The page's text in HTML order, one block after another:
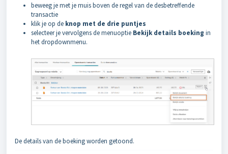
beweeg je met je muis boven de regel van de desbetreffende
transactie
klik je op de knop met de drie puntjes
selecteer je vervolgens de menuoptie Bekijk details boeking in
het dropdownmenu.
De details van de boeking worden getoond.